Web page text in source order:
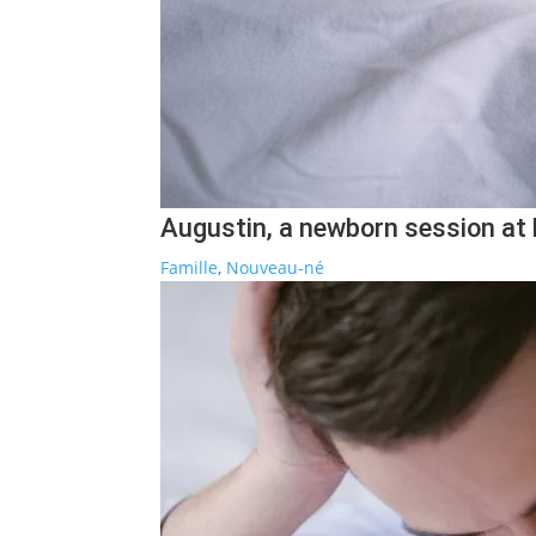
Augustin, a newborn session at
Famille, Nouveau-né